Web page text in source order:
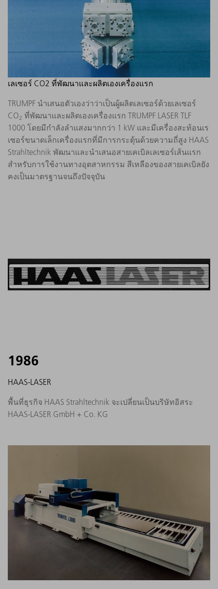
เลเซอร์ CO2 ที่พัฒนาและผลิตเองเครื่องแรก
TRUMPF นำเสนอตัวเองว่าว่าเป็นผู้ผลิตเลเซอร์ด้วยเลเซอร์
CO2 ที่พัฒนาและผลิตเองเครื่องแรก TRUMPF LASER TLF
1000 โดยมีกำลังลำแสงมากกว่า 1 kW และมีเครื่องสะท้อนเร
เซอร์ขนาดเล็กเครื่องแรกที่มีการกระตุ้นด้วยความถี่สูง HAAS
Strahltechnik พัฒนาและนำเสนอสายเคเบิลเลเซอร์เส้นแรก
สำหรับการใช้งานทางอุตสาหกรรม สีเหลืองของสายเคเบิลยัง
คงเป็นมาตรฐานจนถึงปัจจุบัน
1986
HAAS-LASER
พื้นที่ธุรกิจ HAAS Strahltechnik จะเปลี่ยนเป็นบริษัทอิสระ
HAAS-LASER GmbH + Co. KG